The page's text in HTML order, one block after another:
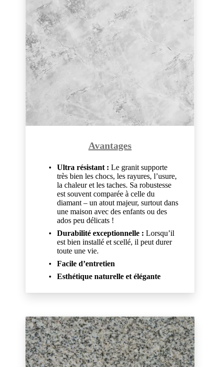
Avantages
Ultra résistant : Le granit supporte
très bien les chocs, les rayures, l’usure,
la chaleur et les taches. Sa robustesse
est souvent comparée à celle du
diamant – un atout majeur, surtout dans
une maison avec des enfants ou des
ados peu délicats !
Durabilité exceptionnelle : Lorsqu’il
est bien installé et scellé, il peut durer
toute une vie.
Facile d’entretien
Esthétique naturelle et élégante